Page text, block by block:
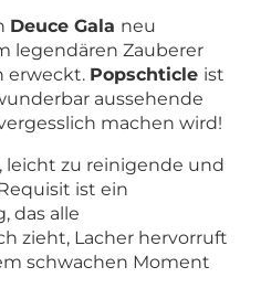
Deuce Gala neu
legendären Zauberer
erweckt. Popschticle ist
aussehende
machen wird!
leicht zu reinigende und
ist ein
das alle
zieht, Lacher hervorruft
schwachen Moment